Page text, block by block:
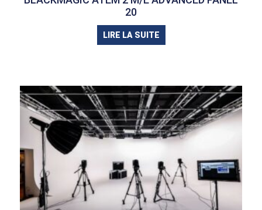
20
LIRE LA SUITE